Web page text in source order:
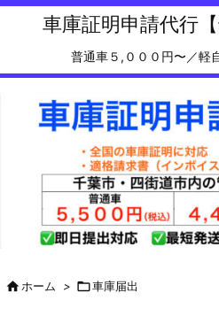
車庫証明申請代行【
普通車５,０００円〜／軽
ホーム > 車庫届出